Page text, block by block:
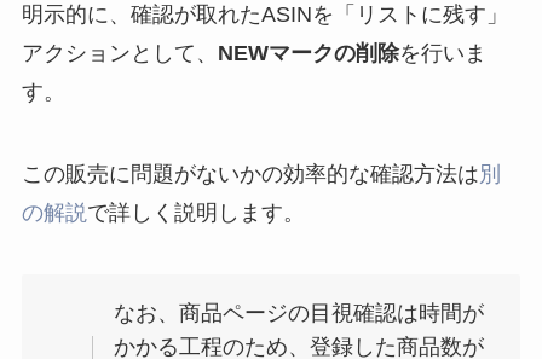
明示的に、確認が取れたASINを「リストに残す」
アクションとして、 NEWマークの削除を行いま
す。
この販売に問題がないかの効率的な確認方法は別
の解説で詳しく説明します。
なお、商品ページの目視確認は時間が
かかる工程のため、登録した商品数が